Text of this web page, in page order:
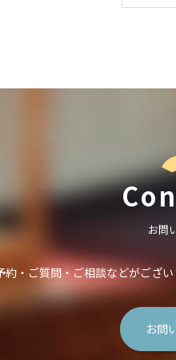
お問
約・ご質問・ご相談などがござい
お問